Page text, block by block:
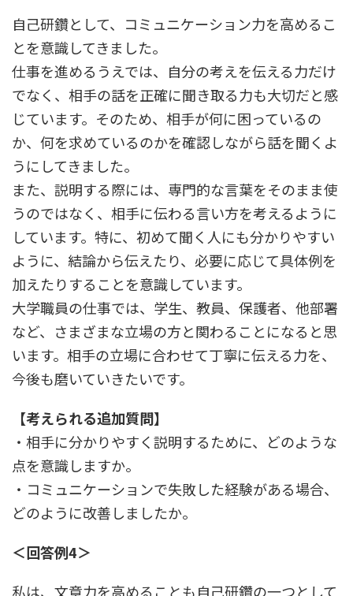
自己研鑽として、コミュニケーション力を高めるこ
とを意識してきました。
仕事を進めるうえでは、自分の考えを伝える力だけ
でなく、相手の話を正確に聞き取る力も大切だと感
じています。そのため、相手が何に困っているの
か、何を求めているのかを確認しながら話を聞くよ
うにしてきました。
また、説明する際には、専門的な言葉をそのまま使
うのではなく、相手に伝わる言い方を考えるように
しています。特に、初めて聞く人にも分かりやすい
ように、結論から伝えたり、必要に応じて具体例を
加えたりすることを意識しています。
大学職員の仕事では、学生、教員、保護者、他部署
など、さまざまな立場の方と関わることになると思
います。相手の立場に合わせて丁寧に伝える力を、
今後も磨いていきたいです。
【考えられる追加質問】
・相手に分かりやすく説明するために、どのような
点を意識しますか。
・コミュニケーションで失敗した経験がある場合、
どのように改善しましたか。
＜回答例4＞
私は、文章力を高めることも自己研鑽の一つとして